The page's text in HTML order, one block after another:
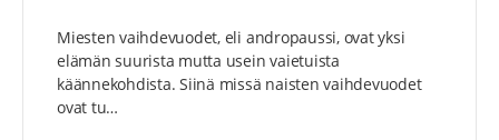
Miesten vaihdevuodet, eli andropaussi, ovat yksi
elämän suurista mutta usein vaietuista
käännekohdista. Siinä missä naisten vaihdevuodet
ovat tu…